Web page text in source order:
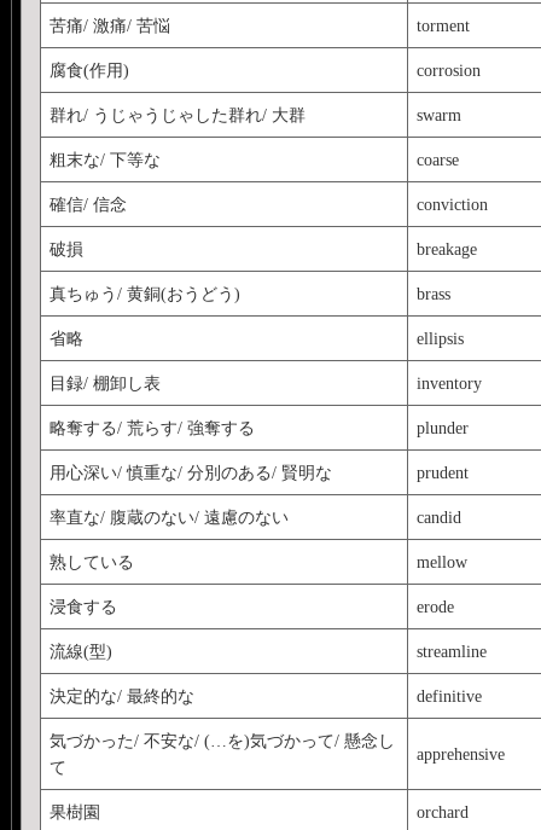
苦痛/ 激痛/ 苦悩 torment
腐食(作用) corrosion
群れ/ うじゃうじゃした群れ/ 大群 swarm
粗末な/ 下等な coarse
確信/ 信念 conviction
破損 breakage
真ちゅう/ 黄銅(おうどう) brass
省略 ellipsis
目録/ 棚卸し表 inventory
略奪する/ 荒らす/ 強奪する plunder
用心深い/ 慎重な/ 分別のある/ 賢明な prudent
率直な/ 腹蔵のない/ 遠慮のない candid
熟している mellow
浸食する erode
流線(型) streamline
決定的な/ 最終的な definitive
気づかった/ 不安な/ (…を)気づかって/ 懸念し
て
apprehensive
果樹園 orchard